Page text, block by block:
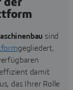
der
sind
gegliedert,
damit
das Ihrer Rolle